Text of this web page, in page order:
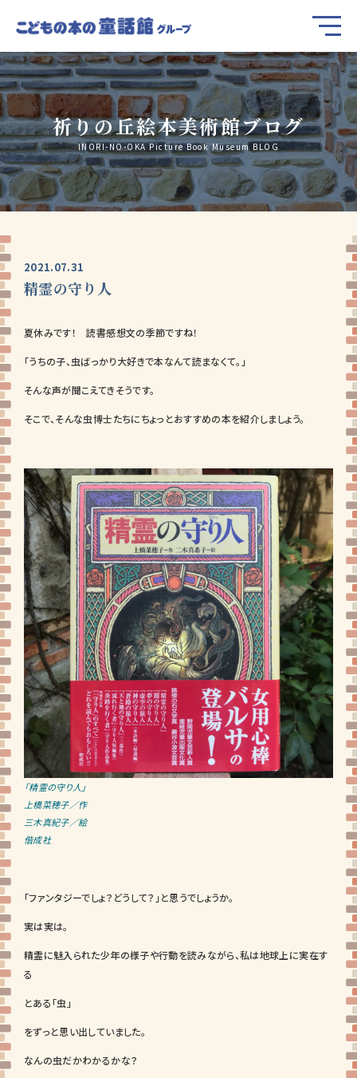
祈りの丘絵本美術館ブログ
INORI-NO-OKA Picture Book Museum BLOG
2021.07.31
精霊の守り人
夏休みです！ 読書感想文の季節ですね！
「うちの子、虫ばっかり大好きで本なんて読まなくて。」
そんな声が聞こえてきそうです。
そこで、そんな虫博士たちにちょっとおすすめの本を紹介しましょう。
「精霊の守り人」
上橋菜穂子／作
三木真紀子／絵
偕成社
「ファンタジーでしょ？どうして？」と思うでしょうか。
実は実は。
精霊に魅入られた少年の様子や行動を読みながら、私は地球上に実在す
る
とある「虫」
をずっと思い出していました。
なんの虫だかわかるかな？